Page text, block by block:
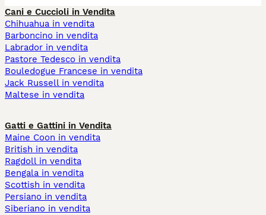
Cani e Cuccioli in Vendita
Chihuahua in vendita
Barboncino in vendita
Labrador in vendita
Pastore Tedesco in vendita
Bouledogue Francese in vendita
Jack Russell in vendita
Maltese in vendita
Gatti e Gattini in Vendita
Maine Coon in vendita
British in vendita
Ragdoll in vendita
Bengala in vendita
Scottish in vendita
Persiano in vendita
Siberiano in vendita